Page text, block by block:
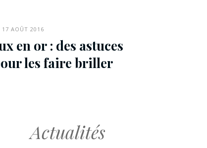
17 AOÛT 2016
en or : des astuces
les faire briller
Actualités